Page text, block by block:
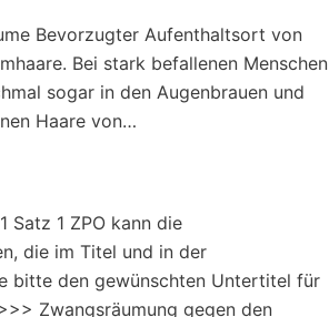
Bevorzugter Aufenthaltsort von
Bei stark befallenen Menschen
sogar in den Augenbrauen und
Haare von…
Satz 1 ZPO kann die
die im Titel und in der
bitte den gewünschten Untertitel für
Zwangsräumung gegen den